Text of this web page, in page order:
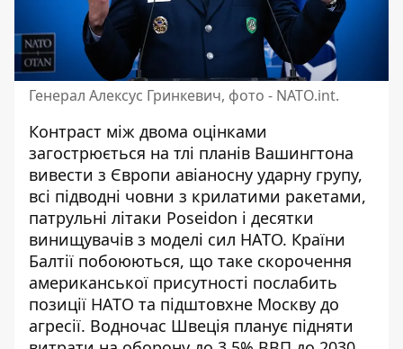
Генерал Алексус Гринкевич, фото - NATO.int.
Контраст між двома оцінками
загострюється на тлі планів Вашингтона
вивести з Європи авіаносну ударну групу,
всі підводні човни з крилатими ракетами,
патрульні літаки Poseidon і десятки
винищувачів з моделі сил НАТО. Країни
Балтії побоюються, що таке скорочення
американської присутності послабить
позиції НАТО та підштовхне Москву до
агресії. Водночас Швеція планує підняти